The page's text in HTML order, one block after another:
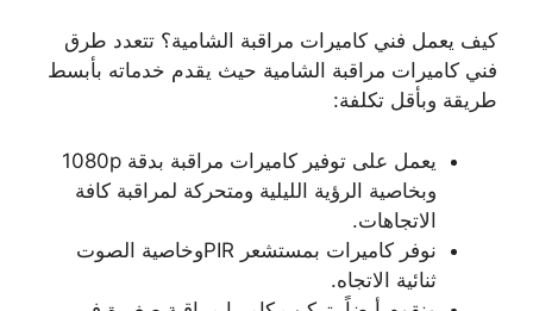
كيف يعمل فني كاميرات مراقبة الشامية؟ تتعدد طرق
فني كاميرات مراقبة الشامية حيث يقدم خدماته بأبسط
طريقة وبأقل تكلفة:
يعمل على توفير كاميرات مراقبة بدقة 1080p
وبخاصية الرؤية الليلية ومتحركة لمراقبة كافة
الاتجاهات.
نوفر كاميرات بمستشعر PIRوخاصية الصوت
ثنائية الاتجاه.